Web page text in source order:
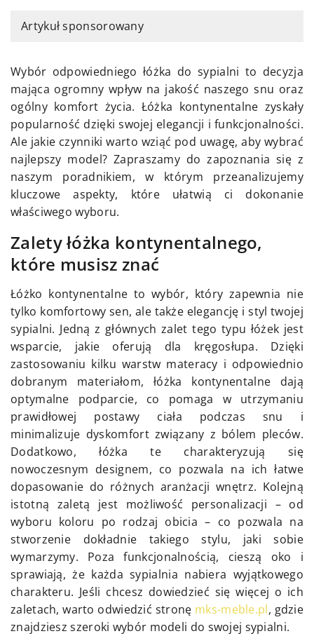
Artykuł sponsorowany
Wybór odpowiedniego łóżka do sypialni to decyzja
mająca ogromny wpływ na jakość naszego snu oraz
ogólny komfort życia. Łóżka kontynentalne zyskały
popularność dzięki swojej elegancji i funkcjonalności.
Ale jakie czynniki warto wziąć pod uwagę, aby wybrać
najlepszy model? Zapraszamy do zapoznania się z
naszym poradnikiem, w którym przeanalizujemy
kluczowe aspekty, które ułatwią ci dokonanie
właściwego wyboru.
Zalety łóżka kontynentalnego,
które musisz znać
Łóżko kontynentalne to wybór, który zapewnia nie
tylko komfortowy sen, ale także elegancję i styl twojej
sypialni. Jedną z głównych zalet tego typu łóżek jest
wsparcie, jakie oferują dla kręgosłupa. Dzięki
zastosowaniu kilku warstw materacy i odpowiednio
dobranym materiałom, łóżka kontynentalne dają
optymalne podparcie, co pomaga w utrzymaniu
prawidłowej postawy ciała podczas snu i
minimalizuje dyskomfort związany z bólem pleców.
Dodatkowo, łóżka te charakteryzują się
nowoczesnym designem, co pozwala na ich łatwe
dopasowanie do różnych aranżacji wnętrz. Kolejną
istotną zaletą jest możliwość personalizacji – od
wyboru koloru po rodzaj obicia – co pozwala na
stworzenie dokładnie takiego stylu, jaki sobie
wymarzymy. Poza funkcjonalnością, cieszą oko i
sprawiają, że każda sypialnia nabiera wyjątkowego
charakteru. Jeśli chcesz dowiedzieć się więcej o ich
zaletach, warto odwiedzić stronę mks-meble.pl, gdzie
znajdziesz szeroki wybór modeli do swojej sypialni.